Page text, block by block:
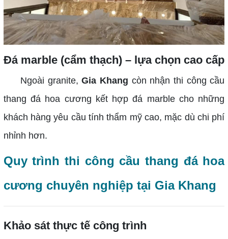
Đá marble (cẩm thạch) – lựa chọn cao cấp
Ngoài granite,Gia Khang còn nhận thi công cầu
thang đá hoa cương kết hợp đá marble cho những
khách hàng yêu cầu tính thẩm mỹ cao, mặc dù chi phí
nhỉnh hơn.
Quy trình thi công cầu thang đá hoa
cương chuyên nghiệp tại Gia Khang
Khảo sát thực tế công trình